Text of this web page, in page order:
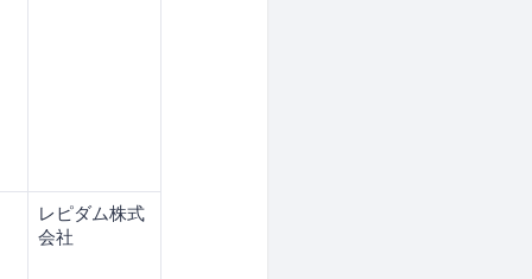
レピダム株式
会社